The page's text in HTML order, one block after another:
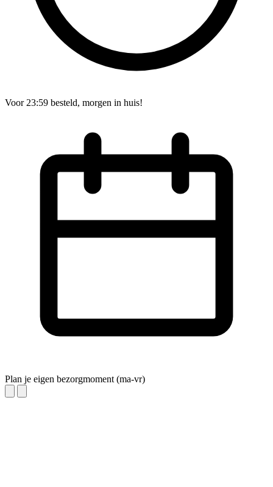
Voor 23:59 besteld, morgen in huis!
Plan je eigen bezorgmoment (ma-vr)